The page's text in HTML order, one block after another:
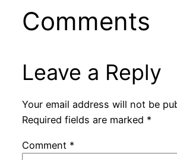
Comments
Leave a Reply
Your email address will not be
Required fields are marked *
Comment *